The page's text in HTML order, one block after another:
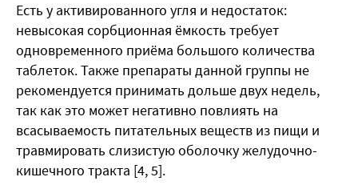
Есть у активированного угля и недостаток:
невысокая сорбционная ёмкость требует
одновременного приёма большого количества
таблеток. Также препараты данной группы не
рекомендуется принимать дольше двух недель,
так как это может негативно повлиять на
всасываемость питательных веществ из пищи и
травмировать слизистую оболочку желудочно-
кишечного тракта [4, 5].